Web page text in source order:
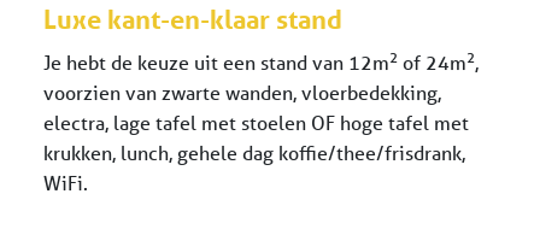
Luxe kant-en-klaar stand
Je hebt de keuze uit een stand van 12m2 of 24m2,
voorzien van zwarte wanden, vloerbedekking,
electra, lage tafel met stoelen OF hoge tafel met
krukken, lunch, gehele dag koffie/thee/frisdrank,
WiFi.